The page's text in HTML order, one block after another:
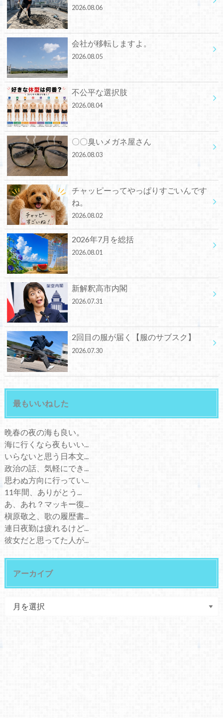
2026.08.06
会社が移転しますよ。
2026.08.05
不公平な選択肢
2026.08.04
〇〇臭いメガネ屋さん
2026.08.03
チャッピーってやっぱりすごいんです
ね。
2026.08.02
2026年7月を総括
2026.08.01
新解釈高市内閣
2026.07.31
2回目の服が届く【服のサブスク】
2026.07.30
最もいいねした
晩春の夜の海も良い。
海に行くなら夜もいい...
いらないと思う日本文...
政治の話、気軽にでき...
思わぬ方向に行ってい...
11年間、ありがとう...
あ、あれ？マッキー復...
槇原敬之、歌の履歴書...
連日夜勤は疲れるけど...
彼女だと思ってた人が...
アーカイブ